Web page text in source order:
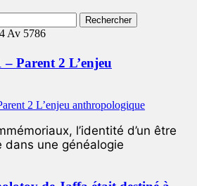
Av 5786
Parent 2 L’enjeu
l’identité d’un être
dans une généalogie